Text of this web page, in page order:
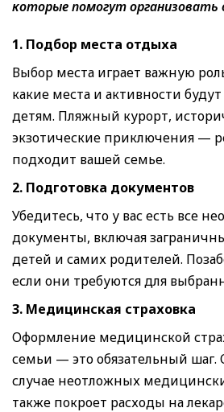
которые помогут
1. Подбор места отдыха
Выбор места играет важную
какие места и активности
детям. Пляжный курорт,
экзотические приключения —
подходит вашей семье.
2. Подготовка документов
Убедитесь, что у вас есть все
документы, включая
детей и самих родителей.
если они требуются для
3. Медицинская страховка
Оформление медицинской
семьи — это обязательный
случае неотложных
также покроет расходы на